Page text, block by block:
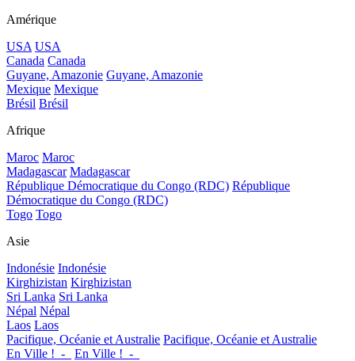
Amérique
USA USA
Canada Canada
Guyane, Amazonie Guyane, Amazonie
Mexique Mexique
Brésil Brésil
Afrique
Maroc Maroc
Madagascar Madagascar
République Démocratique du Congo (RDC) République
Démocratique du Congo (RDC)
Togo Togo
Asie
Indonésie Indonésie
Kirghizistan Kirghizistan
Sri Lanka Sri Lanka
Népal Népal
Laos Laos
Pacifique, Océanie et Australie Pacifique, Océanie et Australie
En Ville !_-_
En Ville !_-_